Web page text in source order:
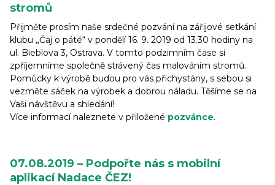
stromů
Přijměte prosím naše srdečné pozvání na zářijové setkání
klubu „Čaj o páté“ v pondělí 16. 9. 2019 od 13.30 hodiny na
ul. Bieblova 3, Ostrava. V tomto podzimním čase si
zpříjemníme společně strávený čas malováním stromů.
Pomůcky k výrobě budou pro vás přichystány, s sebou si
vezměte sáček na výrobek a dobrou náladu. Těšíme se na
Vaši návštěvu a shledání!
Více informací naleznete v přiložené pozvánce.
07.08.2019 – Podpořte nás s mobilní
aplikací Nadace ČEZ!